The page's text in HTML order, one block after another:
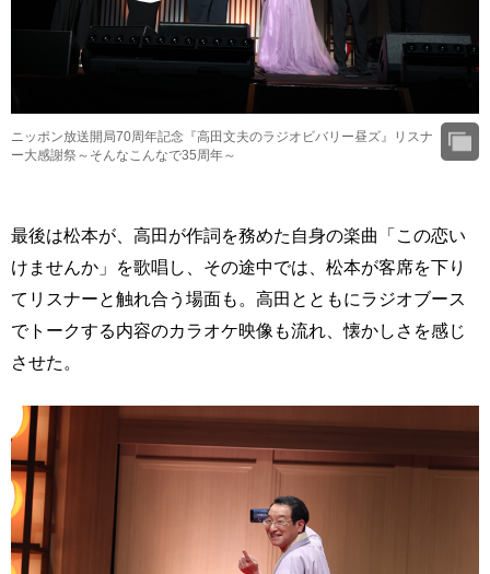
ニッポン放送開局70周年記念『高田文夫のラジオビバリー昼ズ』リスナ
ー大感謝祭～そんなこんなで35周年～
最後は松本が、高田が作詞を務めた自身の楽曲「この恋い
けませんか」を歌唱し、その途中では、松本が客席を下り
てリスナーと触れ合う場面も。高田とともにラジオブース
でトークする内容のカラオケ映像も流れ、懐かしさを感じ
させた。